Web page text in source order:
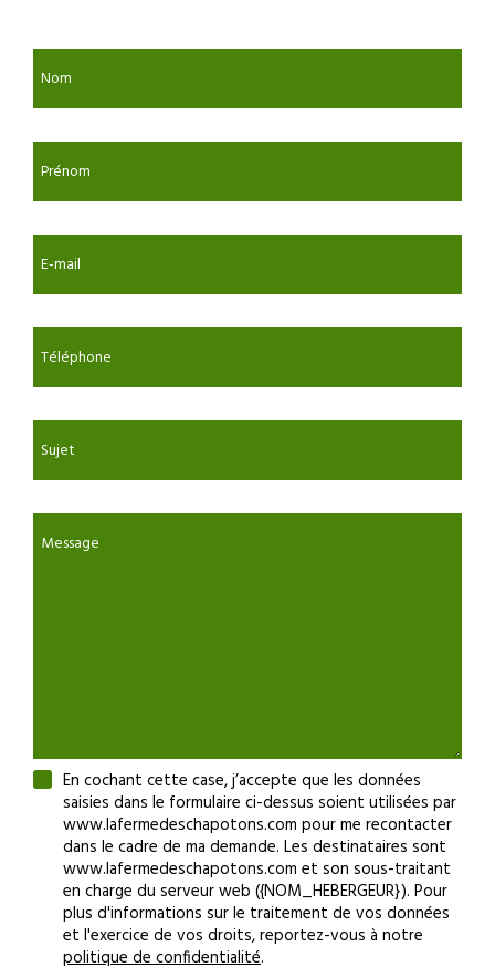
Nom
Prénom
E-mail
Téléphone
Sujet
Message
En cochant cette case, j’accepte que les données
saisies dans le formulaire ci-dessus soient utilisées par
www.lafermedeschapotons.com pour me recontacter
dans le cadre de ma demande. Les destinataires sont
www.lafermedeschapotons.com et son sous-traitant
en charge du serveur web ({NOM_HEBERGEUR}). Pour
plus d'informations sur le traitement de vos données
et l'exercice de vos droits, reportez-vous à notre
politique de confidentialité.